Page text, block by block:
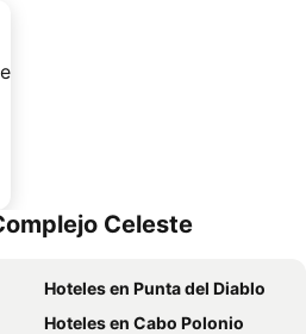
Celeste
Hoteles en Punta del Diablo
Hoteles en Cabo Polonio